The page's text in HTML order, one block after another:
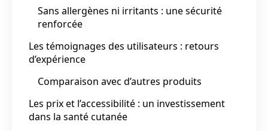
Sans allergènes ni irritants : une sécurité
renforcée
Les témoignages des utilisateurs : retours
d’expérience
Comparaison avec d’autres produits
Les prix et l’accessibilité : un investissement
dans la santé cutanée